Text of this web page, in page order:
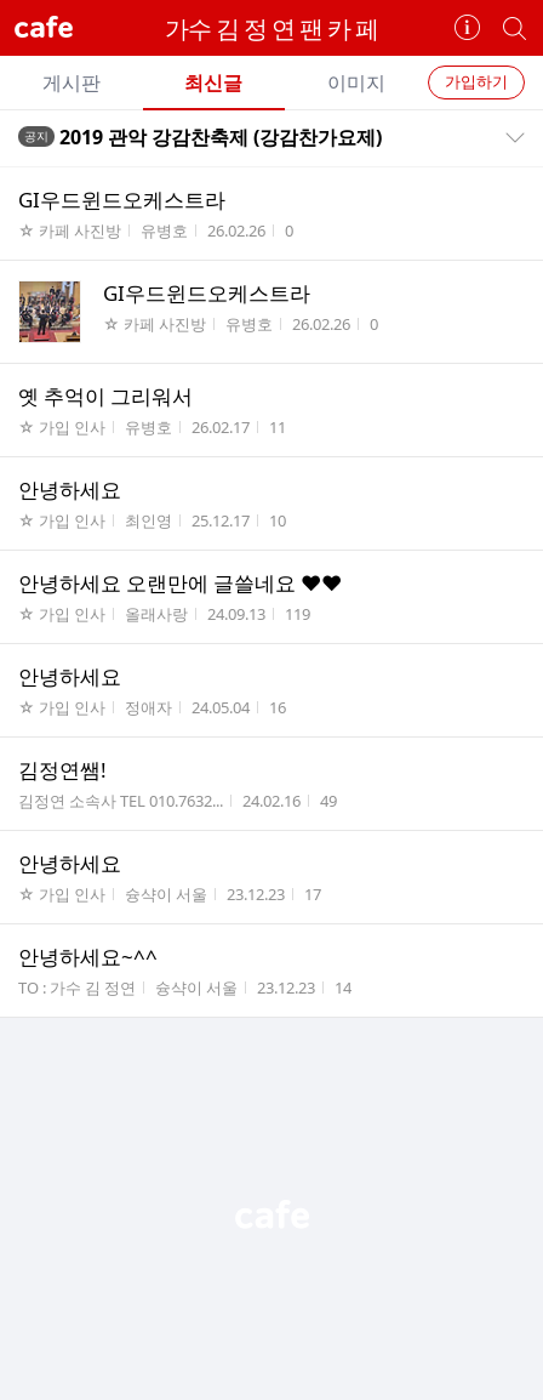
cafe 가수 김 정 연 팬 카 페
카
페
정
보
개
별
카
페
검
카
페
메
뉴
가입하기
게시판 최신글 이미지
전
글
트
공지 2019 관악 강감찬축제 (강감찬가요제)
GI우드윈드오케스트라
게시판명
☆ 카페 사진방 작성자
유병호 작성시간
26.02.26 조회수
0
GI우드윈드오케스트라
게시판명
☆ 카페 사진방 작성자
유병호 작성시간
26.02.26 조회수
0
옛 추억이 그리워서
게시판명
☆ 가입 인사 작성자
유병호 작성시간
26.02.17 조회수
11
안녕하세요
게시판명
☆ 가입 인사 작성자
최인영 작성시간
25.12.17 조회수
10
안녕하세요 오랜만에 글쓸네요 ♥♥
게시판명
☆ 가입 인사 작성자
올래사랑 작성시간
24.09.13 조회수
119
안녕하세요
게시판명
☆ 가입 인사 작성자
정애자 작성시간
24.05.04 조회수
16
김정연쌤!
게시판명
김정연 소속사 TEL 010.7632... 작성시간
24.02.16 조회수
49
안녕하세요
게시판명
☆ 가입 인사 작성자
슝샥이 서울 작성시간
23.12.23 조회수
17
안녕하세요~^^
게시판명
TO : 가수 김 정연 작성자
슝샥이 서울 작성시간
23.12.23 조회수
14